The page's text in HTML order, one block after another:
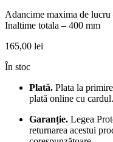
Adancime maxima de
Inaltime totala – 400 mm
165,00 lei
În stoc
Plată. Plata la
plată online cu cardul.
Garanție. Legea
returnarea acestui